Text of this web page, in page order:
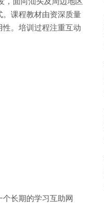
课程教材由资深质量
。培训过程注重互动
长期的学习互助网